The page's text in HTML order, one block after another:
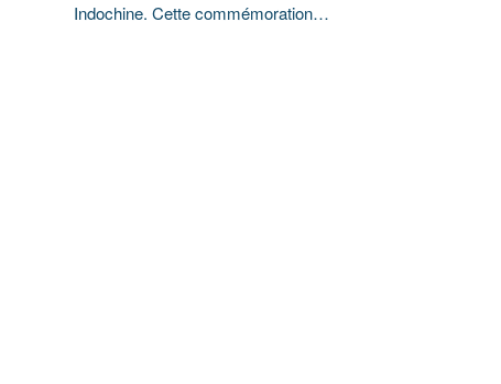
Indochine. Cette commémoration…